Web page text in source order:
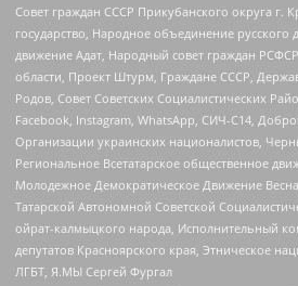
Совет граждан СССР Прикубанского округа г.
государство, Народное объединение
движение Адат, Народный совет граждан
области, Проект Штурм, Граждане СССР,
Родов, Совет Советских Социалистических
Facebook, Instagram, WhatsApp, СИЧ-С14,
Организации украинских националистов,
Региональное Всетатарское общественное
Молодежное Демократическое Движение
Татарской Автономной Советской
ойрат-калмыцкого народа, Исполнительный
депутатов Красноярского края, Этническое
ЛГБТ, Я.МЫ Сергей Фургал